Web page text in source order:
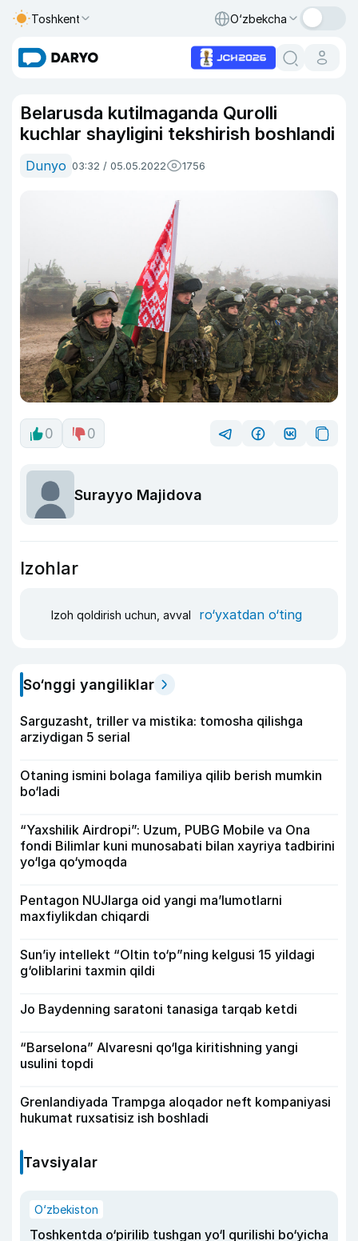
Toshkent O‘zbekcha
Belarusda kutilmaganda Qurolli
kuchlar shayligini tekshirish boshlandi
Dunyo 03:32 / 05.05.2022 1756
0 0
Surayyo Majidova
Izohlar
Izoh qoldirish uchun, avval ro‘yxatdan o‘ting
So‘nggi yangiliklar
Sarguzasht, triller va mistika: tomosha qilishga
arziydigan 5 serial
Otaning ismini bolaga familiya qilib berish mumkin
bo‘ladi
“Yaxshilik Airdropi”: Uzum, PUBG Mobile va Ona
fondi Bilimlar kuni munosabati bilan xayriya tadbirini
yo‘lga qo‘ymoqda
Pentagon NUJlarga oid yangi maʼlumotlarni
maxfiylikdan chiqardi
Sun’iy intellekt “Oltin to‘p”ning kelgusi 15 yildagi
g‘oliblarini taxmin qildi
Jo Baydenning saratoni tanasiga tarqab ketdi
“Barselona” Alvaresni qo‘lga kiritishning yangi
usulini topdi
Grenlandiyada Trampga aloqador neft kompaniyasi
hukumat ruxsatisiz ish boshladi
Tavsiyalar
O‘zbekiston
Toshkentda o‘pirilib tushgan yo‘l qurilishi bo‘yicha